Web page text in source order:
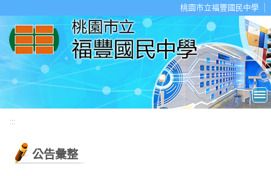
桃園市立福豐國民中學
:::
公告彙整